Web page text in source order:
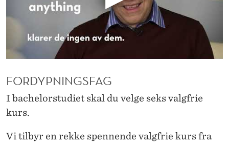
FORDYPNINGSFAG
I bachelorstudiet skal du velge seks valgfrie
kurs.
Vi tilbyr en rekke spennende valgfrie kurs fra